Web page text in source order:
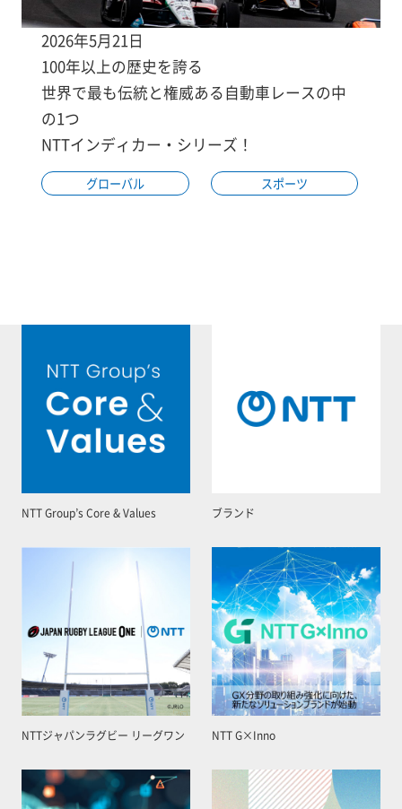
2026年5月21日
100年以上の歴史を誇る
世界で最も伝統と権威ある自動車レースの中
の1つ
NTTインディカー・シリーズ！
グローバル スポーツ
NTT Group’s Core & Values ブランド
NTTジャパンラグビー リーグワン NTT G×Inno